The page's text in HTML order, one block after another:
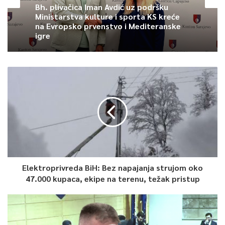
smjernicama za zdravu prehranu.
– Radna grupa je imala zadatak da multidisciplinarnim
pristupom unaprijedi Pravilnik, uz fokus na promociju
Beridan, predstavnica Vijeća roditelja KS. Naglasila je važnost
smanjenja konzumacije visokoprocesirane hrane i
osvještavanja o dugoročnim posljedicama nezdrave ishrane.
Važno je istaknuti da su u izradi Pravilnika o ishrani učestvovali
stručni timovi i eksperti iz različitih oblasti, uključujući HACCP
eksperta, predstavnika UNICEF-a iz Odjela zdravstva, ranog
rasta, razvoja i ishrane, predstavnika Ministarstva zdravstva
Kantona Sarajevo, predstavnika Inspektorata sanitarne,
eksperta za javne nabavke, profesoricu nutricionistkinju sa
Poljoprivredno-prehrambenog fakulteta Univerziteta u
Bh. plivačica Iman Avdić uz podršku
Ministarstva kulture i sporta KS kreće
na Evropsko prvenstvo i Mediteranske
igre
Elektroprivreda BiH: Bez napajanja strujom oko
47.000 kupaca, ekipe na terenu, težak pristup